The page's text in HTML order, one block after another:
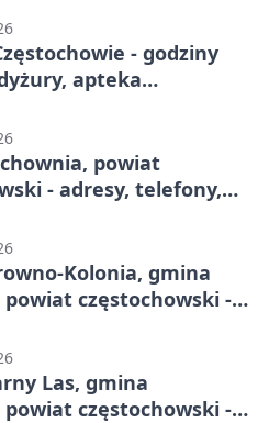
- godziny
apteka
powiat
- adresy, telefony,
Kolonia, gmina
częstochowski -
Las, gmina
częstochowski -